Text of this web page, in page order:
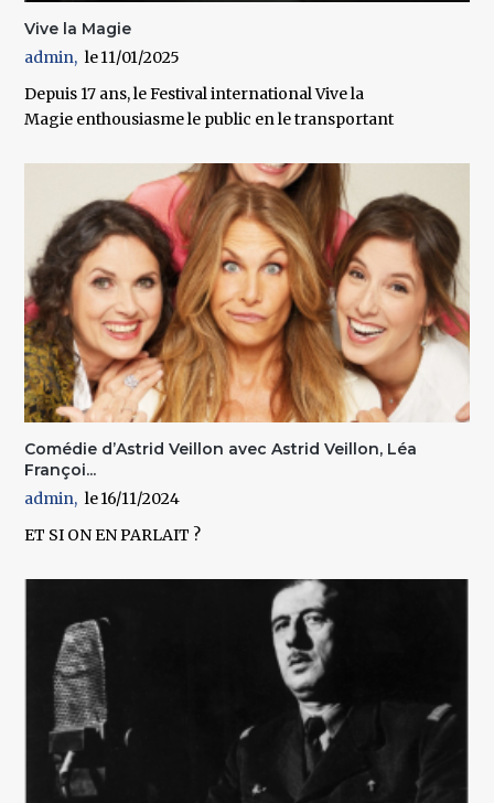
Vive la Magie
admin
11/01/2025
Depuis 17 ans, le Festival international Vive la
Magie enthousiasme le public en le transportant
Comédie d’Astrid Veillon avec Astrid Veillon, Léa
Françoi...
admin
16/11/2024
ET SI ON EN PARLAIT ?